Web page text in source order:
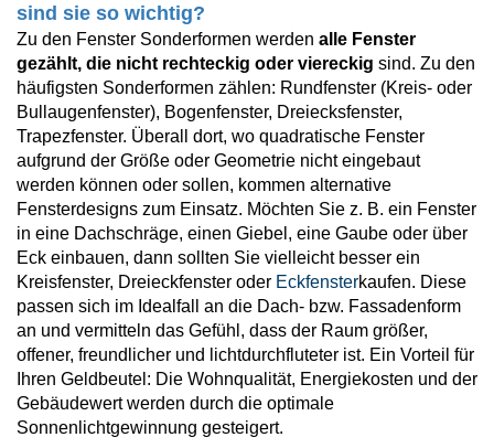
sind sie so wichtig?
Zu den Fenster Sonderformen werden alle Fenster
gezählt, die nicht rechteckig oder viereckig sind. Zu den
häufigsten Sonderformen zählen: Rundfenster (Kreis- oder
Bullaugenfenster), Bogenfenster, Dreiecksfenster,
Trapezfenster. Überall dort, wo quadratische Fenster
aufgrund der Größe oder Geometrie nicht eingebaut
werden können oder sollen, kommen alternative
Fensterdesigns zum Einsatz. Möchten Sie z. B. ein Fenster
in eine Dachschräge, einen Giebel, eine Gaube oder über
Eck einbauen, dann sollten Sie vielleicht besser ein
Kreisfenster, Dreieckfenster oder Eckfensterkaufen. Diese
passen sich im Idealfall an die Dach- bzw. Fassadenform
an und vermitteln das Gefühl, dass der Raum größer,
offener, freundlicher und lichtdurchfluteter ist. Ein Vorteil für
Ihren Geldbeutel: Die Wohnqualität, Energiekosten und der
Gebäudewert werden durch die optimale
Sonnenlichtgewinnung gesteigert.